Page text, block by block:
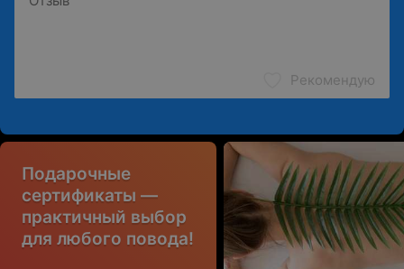
Рекомендую
Подарочные
сертификаты —
практичный выбор
для любого повода!